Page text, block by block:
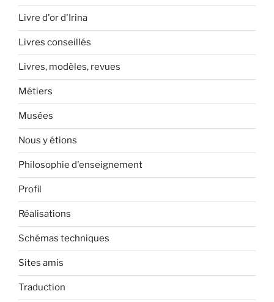
Livre d'or d'Irina
Livres conseillés
Livres, modèles, revues
Métiers
Musées
Nous y étions
Philosophie d'enseignement
Profil
Réalisations
Schémas techniques
Sites amis
Traduction